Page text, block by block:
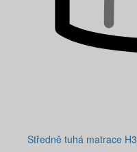
Středně tuhá matrace H3